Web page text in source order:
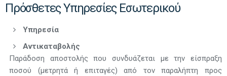
Πρόσθετες Υπηρεσίες Εσωτερικού
Υπηρεσία
Αντικαταβολής
Παράδοση αποστολής που συνδυάζεται με την είσπραξη
ποσού (μετρητά ή επιταγές) από τον παραλήπτη προς